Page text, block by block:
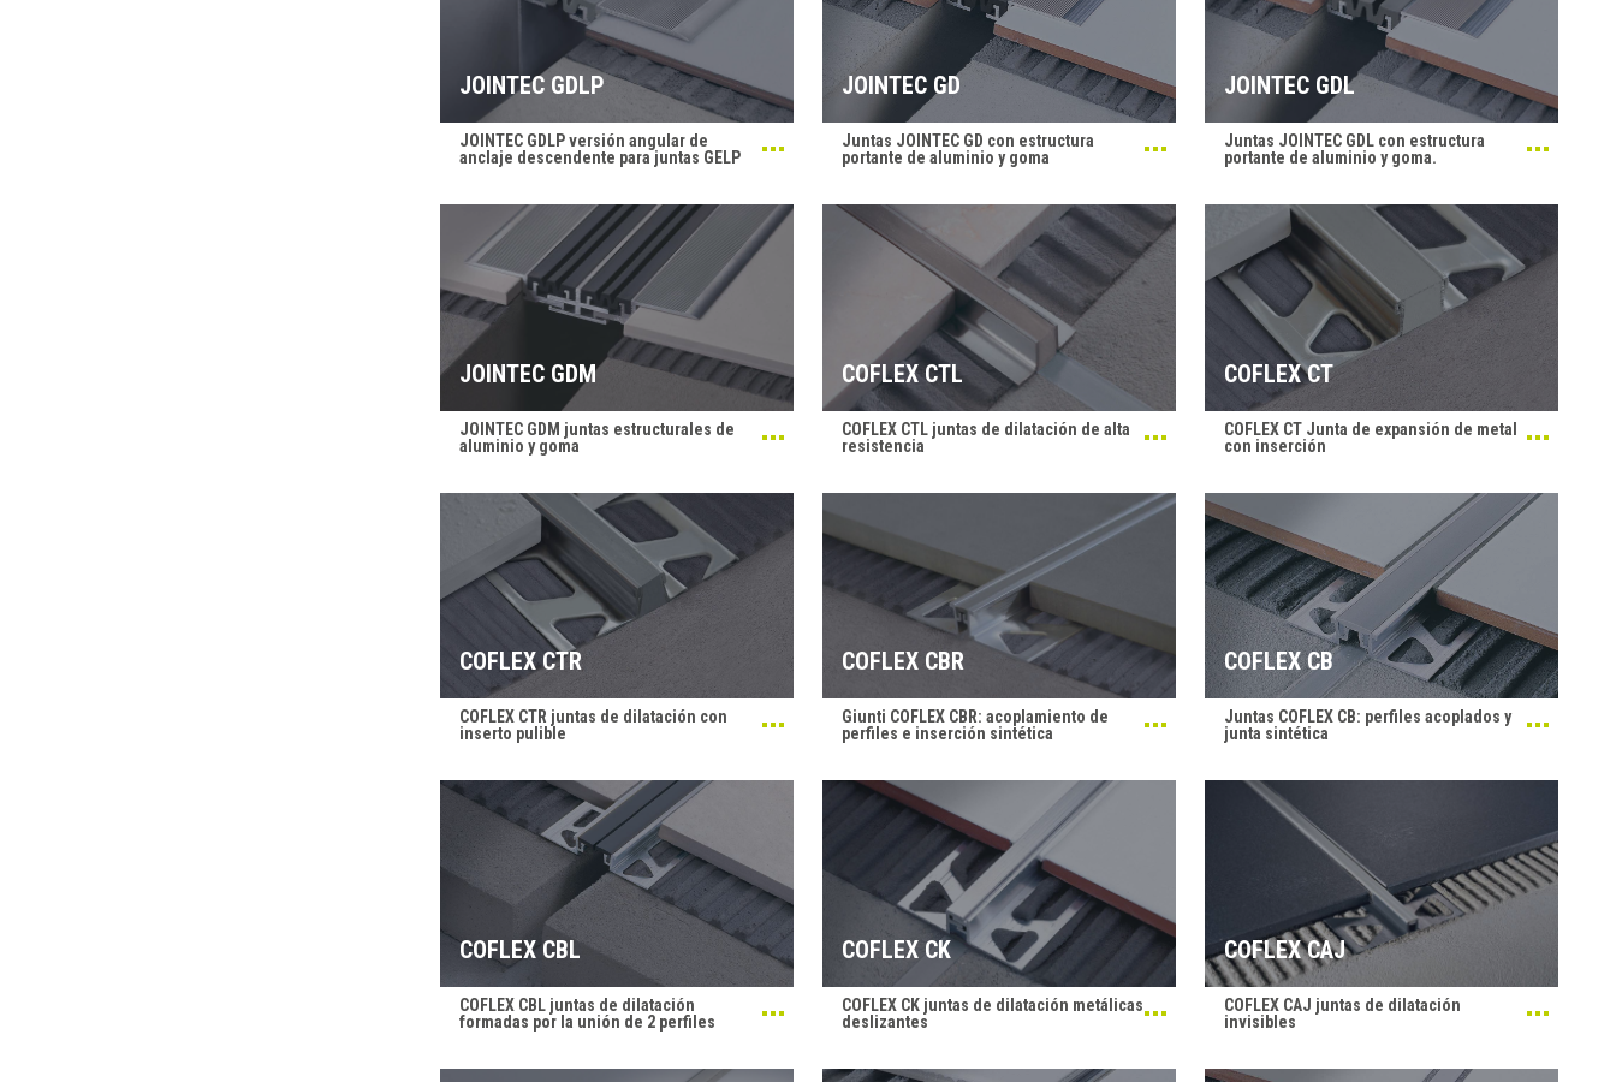
JOINTEC GDLP
JOINTEC GDLP versión angular de
anclaje descendente para juntas GELP
JOINTEC GD
Juntas JOINTEC GD con estructura
portante de aluminio y goma
JOINTEC GDL
Juntas JOINTEC GDL con estructura
portante de aluminio y goma.
JOINTEC GDM
JOINTEC GDM juntas estructurales de
aluminio y goma
COFLEX CTL
COFLEX CTL juntas de dilatación de alta
resistencia
COFLEX CT
COFLEX CT Junta de expansión de metal
con inserción
COFLEX CTR
COFLEX CTR juntas de dilatación con
inserto pulible
COFLEX CBR
Giunti COFLEX CBR: acoplamiento de
perfiles e inserción sintética
COFLEX CB
Juntas COFLEX CB: perfiles acoplados y
junta sintética
COFLEX CBL
COFLEX CBL juntas de dilatación
formadas por la unión de 2 perfiles
COFLEX CK
COFLEX CK juntas de dilatación metálicas
deslizantes
COFLEX CAJ
COFLEX CAJ juntas de dilatación
invisibles